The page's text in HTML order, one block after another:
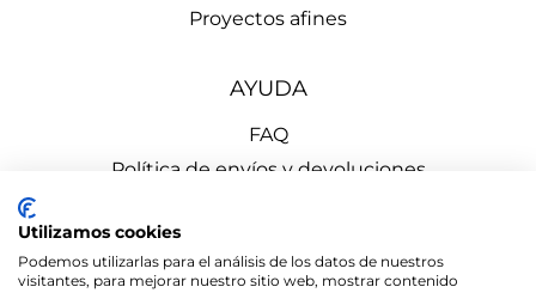
Proyectos afines
AYUDA
FAQ
Política de envíos y devoluciones
Política de Privacidad
Política de Cookies
Utilizamos cookies
Podemos utilizarlas para el análisis de los datos de nuestros
visitantes, para mejorar nuestro sitio web, mostrar contenido